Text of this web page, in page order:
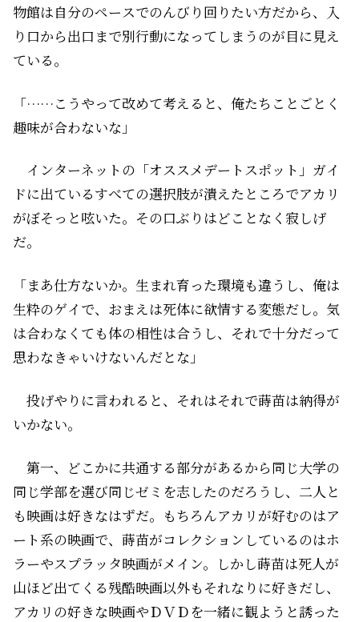
物館は自分のペースでのんびり回りたい方だから、入
り口から出口まで別行動になってしまうのが目に見え
ている。
「……こうやって改めて考えると、俺たちことごとく
趣味が合わないな」
インターネットの「オススメデートスポット」ガイ
ドに出ているすべての選択肢が潰えたところでアカリ
がぼそっと呟いた。その口ぶりはどことなく寂しげ
だ。
「まあ仕方ないか。生まれ育った環境も違うし、俺は
生粋のゲイで、おまえは死体に欲情する変態だし。気
は合わなくても体の相性は合うし、それで十分だって
思わなきゃいけないんだとな」
投げやりに言われると、それはそれで蒔苗は納得が
いかない。
第一、どこかに共通する部分があるから同じ大学の
同じ学部を選び同じゼミを志したのだろうし、二人と
も映画は好きなはずだ。もちろんアカリが好むのはア
ート系の映画で、蒔苗がコレクションしているのはホ
ラーやスプラッタ映画がメイン。しかし蒔苗は死人が
山ほど出てくる残酷映画以外もそれなりに好きだし、
アカリの好きな映画やＤＶＤを一緒に観ようと誘った